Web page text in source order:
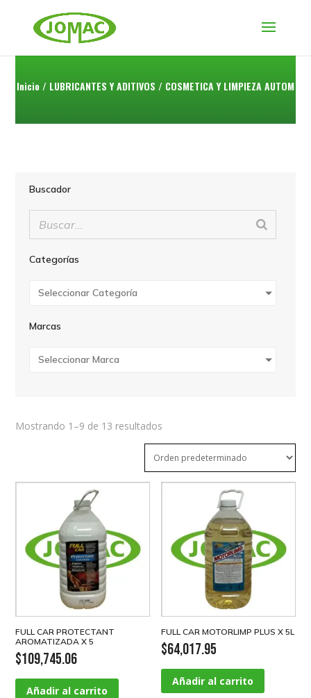
Inicio / LUBRICANTES Y ADITIVOS / COSMETICA Y LIMPIEZA AUTOM
Buscador
Categorías
Seleccionar Categoría
Marcas
Seleccionar Marca
Mostrando 1–9 de 13 resultados
FULL CAR PROTECTANT
AROMATIZADA X 5
$109,745.06
Añadir al carrito
FULL CAR MOTORLIMP PLUS X 5L
$64,017.95
Añadir al carrito